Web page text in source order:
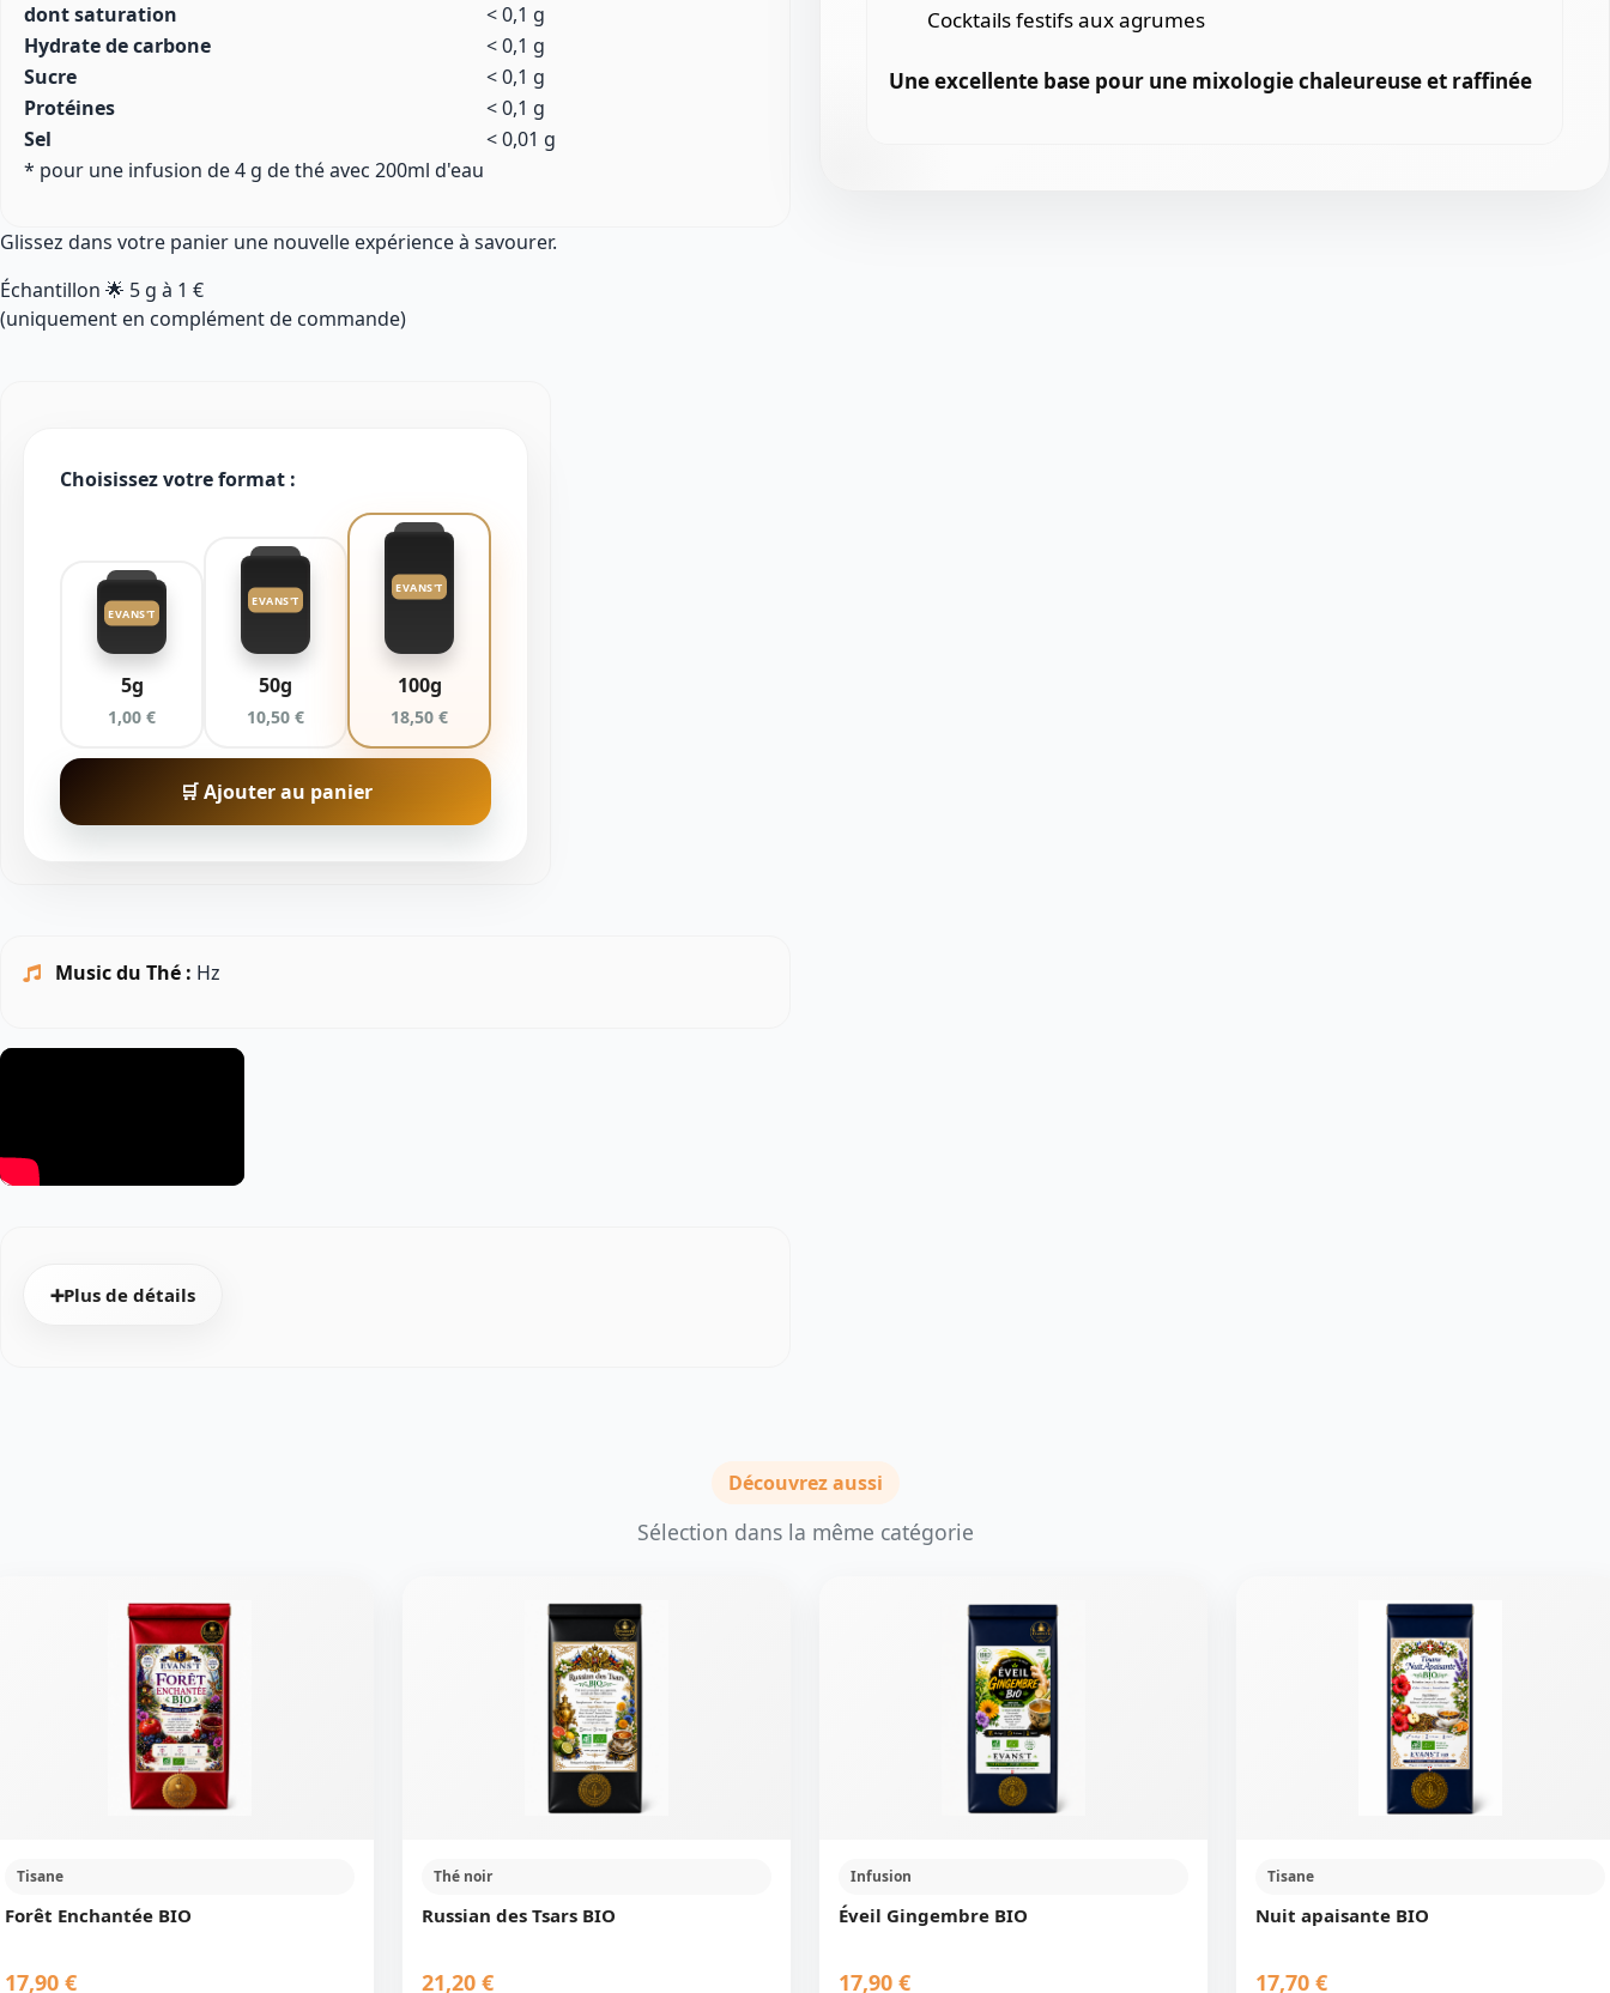
dont saturation
< 0,1 g
Hydrate de carbone
< 0,1 g
Sucre
< 0,1 g
Protéines
< 0,1 g
Sel
< 0,01 g
* pour une infusion de 4 g de thé avec 200ml d'eau
Glissez dans votre panier une nouvelle expérience à savourer.
Échantillon 🌟 5 g à 1 €
(uniquement en complément de commande)
Choisissez votre format :
EVANS'T
5g
1,00 €
EVANS'T
50g
10,50 €
EVANS'T
100g
18,50 €
🛒 Ajouter au panier
Music du Thé : Hz
➕Plus de détails
Cocktails festifs aux agrumes
Une excellente base pour une mixologie chaleureuse et raffinée
Découvrez aussi
Sélection dans la même catégorie
Tisane
Forêt Enchantée BIO
17,90 €
Thé noir
Russian des Tsars BIO
21,20 €
Infusion
Éveil Gingembre BIO
17,90 €
Tisane
Nuit apaisante BIO
17,70 €